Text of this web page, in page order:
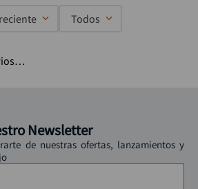
Todos
Newsletter
de nuestras ofertas, lanzamientos y